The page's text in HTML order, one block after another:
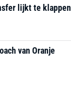
lijkt te klappen
van Oranje